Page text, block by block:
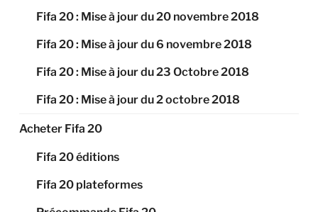
Fifa 20 : Mise à jour du 20 novembre 2018
Fifa 20 : Mise à jour du 6 novembre 2018
Fifa 20 : Mise à jour du 23 Octobre 2018
Fifa 20 : Mise à jour du 2 octobre 2018
Acheter Fifa 20
Fifa 20 éditions
Fifa 20 plateformes